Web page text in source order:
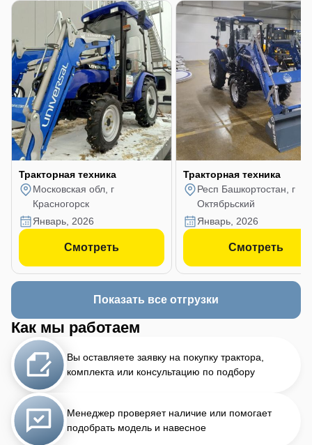
Тракторная техника
Московская обл, г
Красногорск
январь, 2026
Смотреть
Тракторная техника
Респ Башкортостан, г
Октябрьский
январь, 2026
Смотреть
Показать все отгрузки
Как мы работаем
Вы оставляете заявку на покупку трактора,
комплекта или консультацию по подбору
Менеджер проверяет наличие или помогает
подобрать модель и навесное